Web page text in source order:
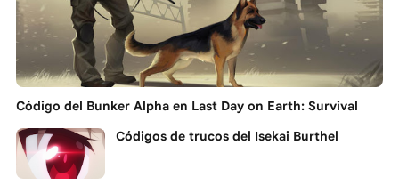
Código del Bunker Alpha en Last Day on Earth: Survival
Códigos de trucos del Isekai Burthel